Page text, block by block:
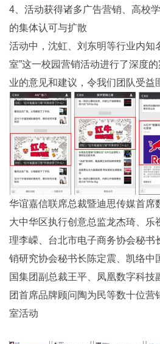
4、活动获得诸多广告营销、高校
的集体认可与扩散
活动中，沈虹、刘东明等行业内知
室”这一校园营销活动进行了深度
业的意见和建议，令我们团队受益
华谊嘉信联席总裁暨迪思传媒首席
大中华区执行创意总监龙杰琦、乐
理李嵘、台北市电子商务协会秘书
销研究协会秘书长陈定震、凯络中
国集团副总裁王平、凤凰数字科技
团首席品牌顾问陶为民等数十位营
室活动